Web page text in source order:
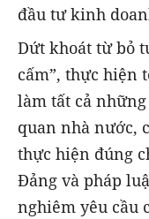
đầu tư kinh
Dứt khoát từ bỏ
cấm”, thực hiện
làm tất cả
quan nhà nước,
thực hiện đúng
Đảng và pháp
nghiêm yêu cầu